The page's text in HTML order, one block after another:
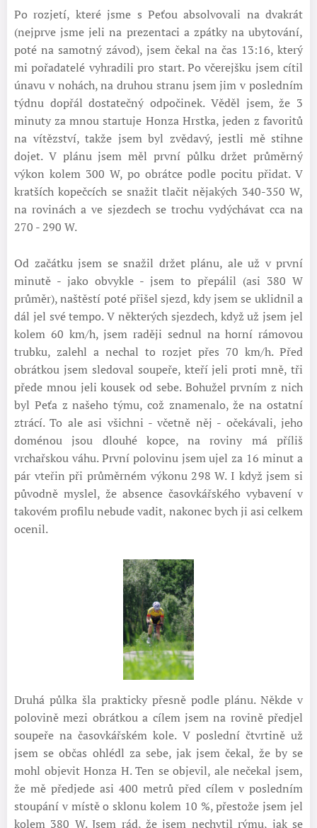
Po rozjetí, které jsme s Peťou absolvovali na dvakrát
(nejprve jsme jeli na prezentaci a zpátky na ubytování,
poté na samotný závod), jsem čekal na čas 13:16, který
mi pořadatelé vyhradili pro start. Po včerejšku jsem cítil
únavu v nohách, na druhou stranu jsem jim v posledním
týdnu dopřál dostatečný odpočinek. Věděl jsem, že 3
minuty za mnou startuje Honza Hrstka, jeden z favoritů
na vítězství, takže jsem byl zvědavý, jestli mě stihne
dojet. V plánu jsem měl první půlku držet průměrný
výkon kolem 300 W, po obrátce podle pocitu přidat. V
kratších kopečcích se snažit tlačit nějakých 340-350 W,
na rovinách a ve sjezdech se trochu vydýchávat cca na
270 - 290 W.
Od začátku jsem se snažil držet plánu, ale už v první
minutě - jako obvykle - jsem to přepálil (asi 380 W
průměr), naštěstí poté přišel sjezd, kdy jsem se uklidnil a
dál jel své tempo. V některých sjezdech, když už jsem jel
kolem 60 km/h, jsem raději sednul na horní rámovou
trubku, zalehl a nechal to rozjet přes 70 km/h. Před
obrátkou jsem sledoval soupeře, kteří jeli proti mně, tři
přede mnou jeli kousek od sebe. Bohužel prvním z nich
byl Peťa z našeho týmu, což znamenalo, že na ostatní
ztrácí. To ale asi všichni - včetně něj - očekávali, jeho
doménou jsou dlouhé kopce, na roviny má příliš
vrchařskou váhu. První polovinu jsem ujel za 16 minut a
pár vteřin při průměrném výkonu 298 W. I když jsem si
původně myslel, že absence časovkářského vybavení v
takovém profilu nebude vadit, nakonec bych ji asi celkem
ocenil.
Druhá půlka šla prakticky přesně podle plánu. Někde v
polovině mezi obrátkou a cílem jsem na rovině předjel
soupeře na časovkářském kole. V poslední čtvrtině už
jsem se občas ohlédl za sebe, jak jsem čekal, že by se
mohl objevit Honza H. Ten se objevil, ale nečekal jsem,
že mě předjede asi 400 metrů před cílem v posledním
stoupání v místě o sklonu kolem 10 %, přestože jsem jel
kolem 380 W. Jsem rád, že jsem nechytil rýmu, jak se